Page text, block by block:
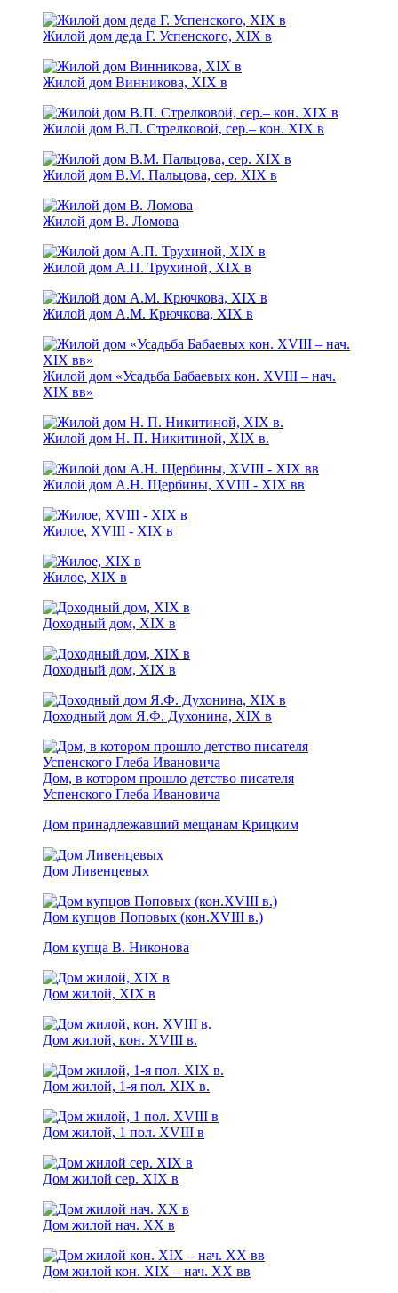
Жилой дом деда Г. Успенского, XIX в
Жилой дом Винникова, XIX в
Жилой дом В.П. Стрелковой, сер.– кон. XIX в
Жилой дом В.М. Пальцова, сер. XIX в
Жилой дом В. Ломова
Жилой дом А.П. Трухиной, XIX в
Жилой дом А.М. Крючкова, XIX в
Жилой дом «Усадьба Бабаевых кон. XVIII – нач.
XIX вв»
Жилой дом Н. П. Никитиной, XIX в.
Жилой дом А.Н. Щербины, XVIII - ХIХ вв
Жилое, XVIII - XIX в
Жилое, XIX в
Доходный дом, ХIХ в
Доходный дом, XIX в
Доходный дом Я.Ф. Духонина, ХIХ в
Дом, в котором прошло детство писателя
Успенского Глеба Ивановича
Дом принадлежавший мещанам Крицким
Дом Ливенцевых
Дом купцов Поповых (кон.XVIII в.)
Дом купца В. Никонова
Дом жилой, ХIХ в
Дом жилой, кoн. XVIII в.
Дом жилой, 1-я пол. XIX в.
Дом жилой, 1 пол. XVIII в
Дом жилой сер. XIX в
Дом жилой нач. XX в
Дом жилой кон. XIX – нач. XX вв